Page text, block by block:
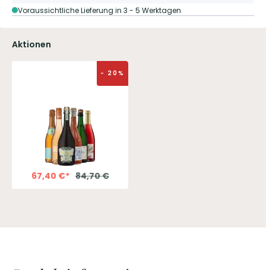
Voraussichtliche Lieferung in 3 - 5 Werktagen
Aktionen
- 20 %
67,40 €* 84,70€